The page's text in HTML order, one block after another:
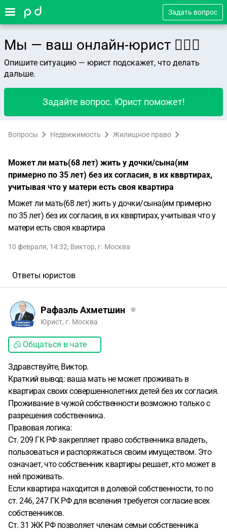
Задать вопрос
Мы — ваш онлайн-юрист 👨🏻‍⚖️
Опишите ситуацию — юрист подскажет, что делать
дальше.
Задайте вопрос. Юрист поможет!
Вопросы Недвижимость Жилищное право
Может ли мать(68 лет) жить у дочки/сына(им
примерно по 35 лет) без их согласия, в их кввртирах,
учитывая что у матери есть своя квартира
Может ли мать(68 лет) жить у дочки/сына(им примерно
по 35 лет) без их согласия, в их кввртирах, учитывая что у
матери есть своя квартира
10 февраля, 14:32, Виктор, г. Москва
Ответы юристов
Рафаэль Ахметшин
Юрист, г. Москва
Общаться в чате
Здравствуйте, Виктор.
Краткий вывод: ваша мать не может проживать в
квартирах своих совершеннолетних детей без их согласия.
Проживание в чужой собственности возможно только с
разрешения собственника.
Правовая логика:
Ст. 209 ГК РФ закрепляет право собственника владеть,
пользоваться и распоряжаться своим имуществом. Это
означает, что собственник квартиры решает, кто может в
ней проживать.
Если квартира находится в долевой собственности, то по
ст. 246, 247 ГК РФ для вселения требуется согласие всех
собственников.
Ст. 31 ЖК РФ позволяет членам семьи собственника